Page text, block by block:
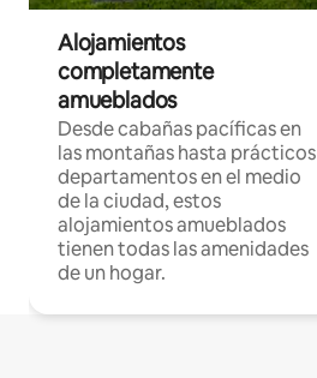
Alojamientos
completamente
amueblados
Desde cabañas pacíficas en
las montañas hasta prácticos
departamentos en el medio
de la ciudad, estos
alojamientos amueblados
tienen todas las amenidades
de un hogar.